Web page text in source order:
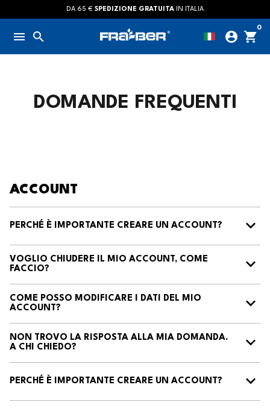
al
contenuto
DA 65 € SPEDIZIONE GRATUITA IN ITALIA
menu search account_circle shopping_cart
0
DOMANDE FREQUENTI
ACCOUNT
PERCHÉ È IMPORTANTE CREARE UN ACCOUNT?
VOGLIO CHIUDERE IL MIO ACCOUNT, COME
FACCIO?
COME POSSO MODIFICARE I DATI DEL MIO
ACCOUNT?
NON TROVO LA RISPOSTA ALLA MIA DOMANDA.
A CHI CHIEDO?
PERCHÉ È IMPORTANTE CREARE UN ACCOUNT?